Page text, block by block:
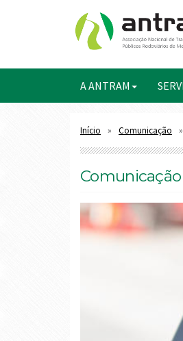
A ANTRAM
Início Comunicação
Comunicação